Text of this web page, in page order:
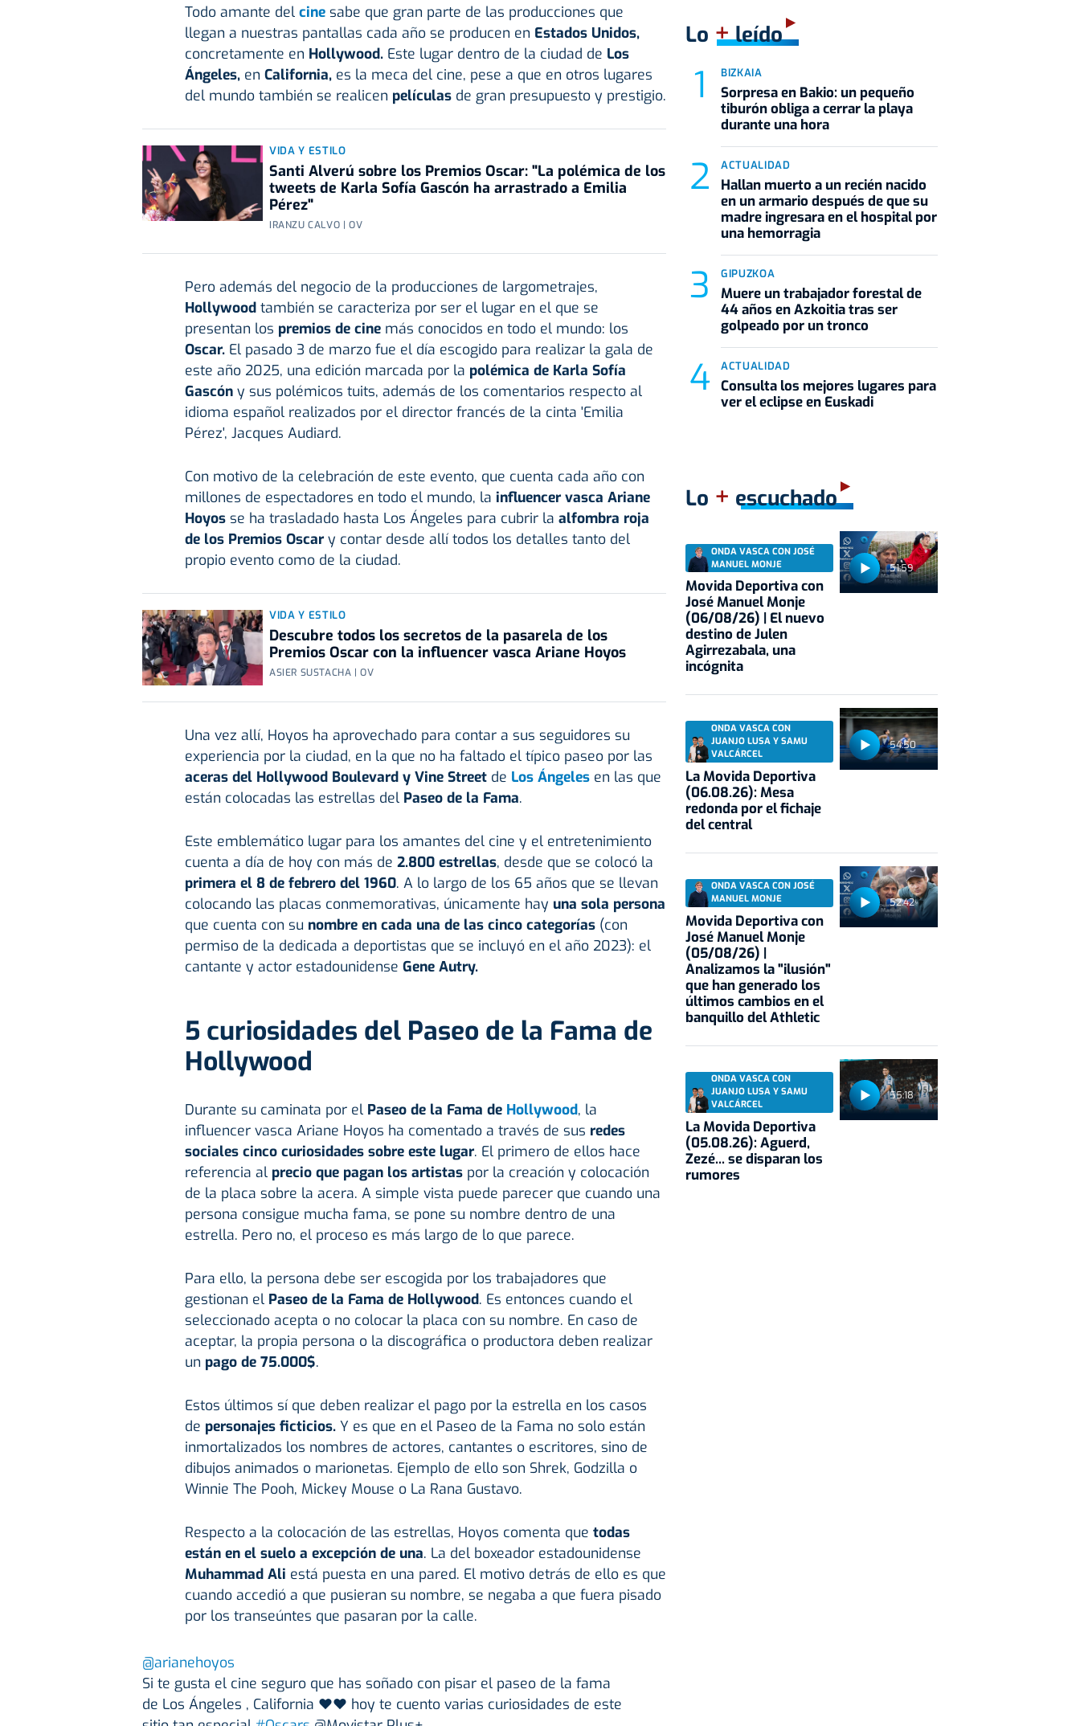
Todo amante del cinesabe que gran parte de las producciones que
llegan a nuestras pantallas cada año se producen en Estados Unidos,
concretamente en Hollywood.Este lugar dentro de la ciudad de Los
Ángeles,en California,es la meca del cine, pese a que en otros lugares
del mundo también se realicen películasde gran presupuesto y prestigio.
VIDA Y ESTILO
Santi Alverú sobre los Premios Oscar: "La polémica de los
tweets de Karla Sofía Gascón ha arrastrado a Emilia
Pérez"
IRANZU CALVO | OV
Pero además del negocio de la producciones de largometrajes,
Hollywoodtambién se caracteriza por ser el lugar en el que se
presentan los premios de cinemás conocidos en todo el mundo: los
Oscar.El pasado 3 de marzo fue el día escogido para realizar la gala de
este año 2025, una edición marcada por la polémica de Karla Sofía
Gascóny sus polémicos tuits, además de los comentarios respecto al
idioma español realizados por el director francés de la cinta 'Emilia
Pérez', Jacques Audiard.
Con motivo de la celebración de este evento, que cuenta cada año con
millones de espectadores en todo el mundo, la influencer vasca Ariane
Hoyosse ha trasladado hasta Los Ángeles para cubrir la alfombra roja
de los Premios Oscary contar desde allí todos los detalles tanto del
propio evento como de la ciudad.
VIDA Y ESTILO
Descubre todos los secretos de la pasarela de los
Premios Oscar con la influencer vasca Ariane Hoyos
ASIER SUSTACHA | OV
Una vez allí, Hoyos ha aprovechado para contar a sus seguidores su
experiencia por la ciudad, en la que no ha faltado el típico paseo por las
aceras del Hollywood Boulevard y Vine Street de Los Ángelesen las que
están colocadas las estrellas del Paseo de la Fama.
Este emblemático lugar para los amantes del cine y el entretenimiento
cuenta a día de hoy con más de 2.800 estrellas, desde que se colocó la
primera el 8 de febrero del 1960. A lo largo de los 65 años que se llevan
colocando las placas conmemorativas, únicamente hay una sola persona
que cuenta con su nombre en cada una de las cinco categorías(con
permiso de la dedicada a deportistas que se incluyó en el año 2023): el
cantante y actor estadounidense Gene Autry.
5 curiosidades del Paseo de la Fama de
Hollywood
Durante su caminata por el Paseo de la Fama de Hollywood, la
influencer vasca Ariane Hoyos ha comentado a través de sus redes
sociales cinco curiosidades sobre este lugar. El primero de ellos hace
referencia al precio que pagan los artistaspor la creación y colocación
de la placa sobre la acera. A simple vista puede parecer que cuando una
persona consigue mucha fama, se pone su nombre dentro de una
estrella. Pero no, el proceso es más largo de lo que parece.
Para ello, la persona debe ser escogida por los trabajadores que
gestionan elPaseo de la Fama de Hollywood. Es entonces cuando el
seleccionado acepta o no colocar la placa con su nombre. En caso de
aceptar, la propia persona o la discográfica o productora deben realizar
un pago de 75.000$.
Estos últimos sí que deben realizar el pago por la estrella en los casos
de personajes ficticios.Y es que en el Paseo de la Fama no solo están
inmortalizados los nombres de actores, cantantes o escritores, sino de
dibujos animados o marionetas. Ejemplo de ello son Shrek, Godzilla o
Winnie The Pooh, Mickey Mouse o La Rana Gustavo.
Respecto a la colocación de las estrellas, Hoyos comenta que todas
están en el suelo a excepción de una. La del boxeador estadounidense
Muhammad Ali está puesta en una pared. El motivo detrás de ello es que
cuando accedió a que pusieran su nombre, se negaba a que fuera pisado
por los transeúntes que pasaran por la calle.
@arianehoyos
Si te gusta el cine seguro que has soñado con pisar el paseo de la fama
de Los Ángeles , California ❤️❤️ hoy te cuento varias curiosidades de este
Lo +leído
BIZKAIA
Sorpresa en Bakio: un pequeño
tiburón obliga a cerrar la playa
durante una hora
ACTUALIDAD
Hallan muerto a un recién nacido
en un armario después de que su
madre ingresara en el hospital por
una hemorragia
GIPUZKOA
Muere un trabajador forestal de
44 años en Azkoitia tras ser
golpeado por un tronco
ACTUALIDAD
Consulta los mejores lugares para
ver el eclipse en Euskadi
Lo + escuchado
51:59
ONDA VASCA CON JOSÉ
MANUEL MONJE
Movida Deportiva con
José Manuel Monje
(06/08/26) | El nuevo
destino de Julen
Agirrezabala, una
incógnita
54:50
ONDA VASCA CON
JUANJO LUSA Y SAMU
VALCÁRCEL
La Movida Deportiva
(06.08.26): Mesa
redonda por el fichaje
del central
52:42
ONDA VASCA CON JOSÉ
MANUEL MONJE
Movida Deportiva con
José Manuel Monje
(05/08/26) |
Analizamos la "ilusión"
que han generado los
últimos cambios en el
banquillo del Athletic
55:18
ONDA VASCA CON
JUANJO LUSA Y SAMU
VALCÁRCEL
La Movida Deportiva
(05.08.26): Aguerd,
Zezé... se disparan los
rumores